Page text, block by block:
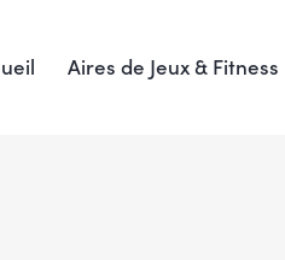
Aires de Jeux & Fitness